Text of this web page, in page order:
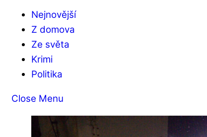
Nejnovější
Z domova
Ze světa
Krimi
Politika
Close Menu